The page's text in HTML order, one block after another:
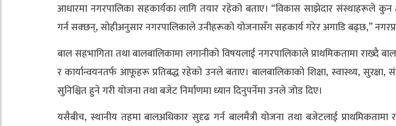
आधारमा नगरपालिका सहकार्यका लागि तयार रहेको बताए। “विकास साझेदार संस्थाहरूले कुन
गर्न सक्छन्, सोहीअनुसार नगरपालिकाले उनीहरूको योजनासँग सहकार्य गरेर अगाडि बढ्छ,”
बाल सहभागिता तथा बालबालिकामा लगानीको विषयलाई नगरपालिकाले प्राथमिकतामा राख्दै
र कार्यान्वयनतर्फ आफूहरू प्रतिबद्ध रहेको उनले बताए। बालबालिकाको शिक्षा, स्वास्थ्य, सुरक्षा,
सुनिश्चित हुने गरी योजना तथा बजेट निर्माणमा ध्यान दिनुपर्नेमा उनले जोड दिए।
यसैबीच, स्थानीय तहमा बालअधिकार सुदृढ गर्न बालमैत्री योजना तथा बजेटलाई प्राथमिकतामा